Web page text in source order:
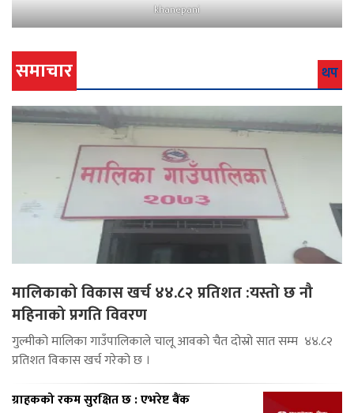
khanepani
समाचार थप
मालिकाको विकास खर्च ४४.८२ प्रतिशत :यस्तो छ नौ
महिनाको प्रगति विवरण
गुल्मीको मालिका गाउँपालिकाले चालू आवको चैत दोस्रो सात सम्म ४४.८२
प्रतिशत विकास खर्च गरेको छ ।
ग्राहकको रकम सुरक्षित छ : एभरेष्ट बैंक